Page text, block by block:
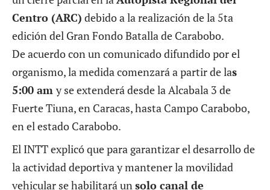
Centro (ARC) debido a la realización de la 5ta
edición del Gran Fondo Batalla de Carabobo.
De acuerdo con un comunicado difundido por el
organismo, la medida comenzará a partir de las
5:00 am y se extenderá desde la Alcabala 3 de
Fuerte Tiuna, en Caracas, hasta Campo Carabobo,
en el estado Carabobo.
El INTT explicó que para garantizar el desarrollo de
la actividad deportiva y mantener la movilidad
vehicular se habilitará un solo canal de